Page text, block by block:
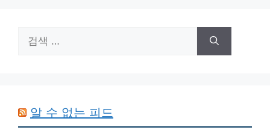
색:
알 수 없는 피드